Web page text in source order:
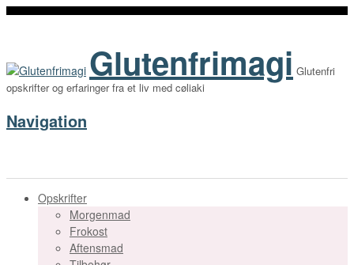
Glutenfrimagi Glutenfri
opskrifter og erfaringer fra et liv med cøliaki
Navigation
Opskrifter
Morgenmad
Frokost
Aftensmad